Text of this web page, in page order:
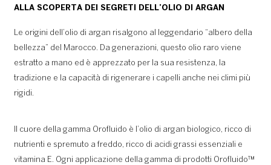
ALLA SCOPERTA DEI SEGRETI DELL’OLIO DI ARGAN
Le origini dell’olio di argan risalgono al leggendario “albero della
bellezza” del Marocco. Da generazioni, questo olio raro viene
estratto a mano ed è apprezzato per la sua resistenza, la
tradizione e la capacità di rigenerare i capelli anche nei climi più
rigidi.
Il cuore della gamma Orofluido è l’olio di argan biologico, ricco di
nutrienti e spremuto a freddo, ricco di acidi grassi essenziali e
vitamina E. Ogni applicazione della gamma di prodotti Orofluido™